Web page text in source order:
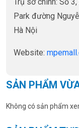
Park đường
Hà Nội
Website:
SẢN PHẨM
Không có sản phẩm